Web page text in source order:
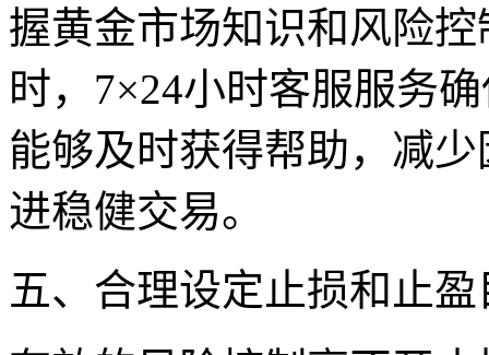
握黄金市场知识和风险
时，7×24小时客服服务
能够及时获得帮助，减
进稳健交易。
五、合理设定止损和止盈